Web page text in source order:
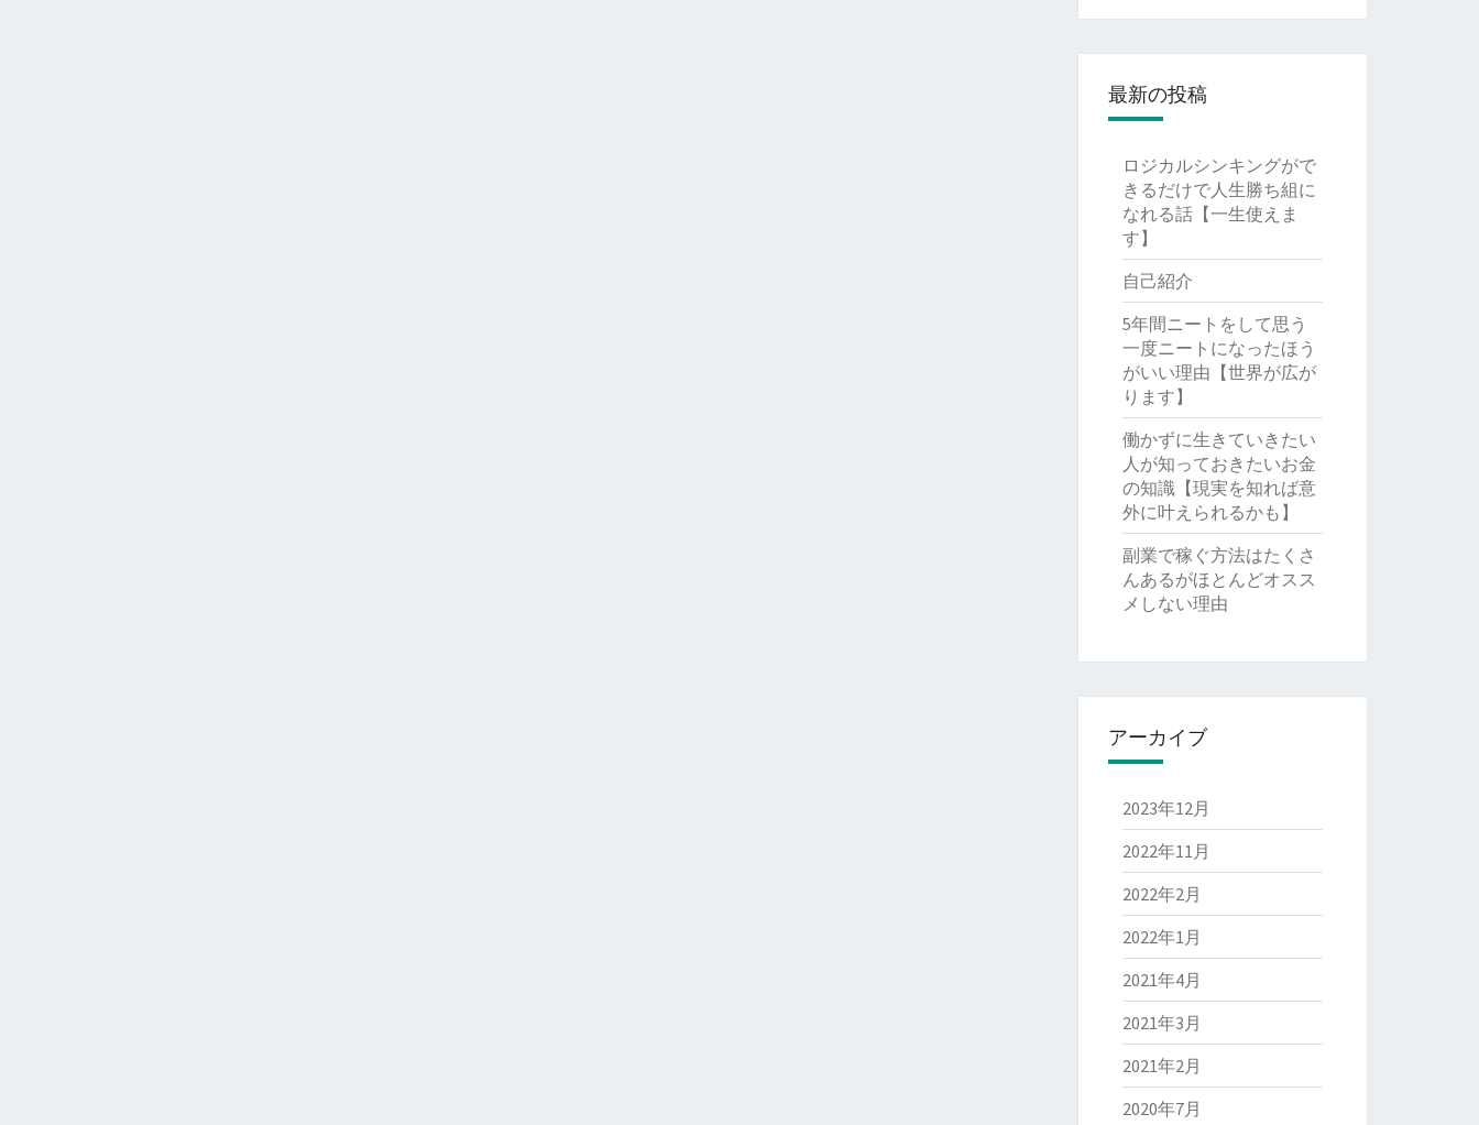
最新の投稿
ロジカルシンキングがで
きるだけで人生勝ち組に
なれる話【一生使えま
す】
自己紹介
5年間ニートをして思う
一度ニートになったほう
がいい理由【世界が広が
ります】
働かずに生きていきたい
人が知っておきたいお金
の知識【現実を知れば意
外に叶えられるかも】
副業で稼ぐ方法はたくさ
んあるがほとんどオスス
メしない理由
アーカイブ
2023年12月
2022年11月
2022年2月
2022年1月
2021年4月
2021年3月
2021年2月
2020年7月